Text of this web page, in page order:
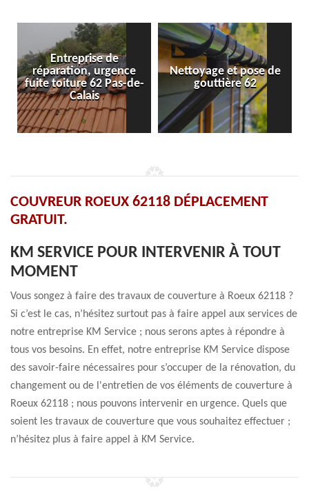
Nettoyage et pose de
gouttière 62
Pose et réparation de
velux 62
COUVREUR ROEUX 62118 DÉPLACEMENT
GRATUIT.
KM SERVICE POUR INTERVENIR À TOUT
MOMENT
Vous songez à faire des travaux de couverture à Roeux 62118 ?
Si c’est le cas, n’hésitez surtout pas à faire appel aux services de
notre entreprise KM Service ; nous serons aptes à répondre à
tous vos besoins. En effet, notre entreprise KM Service dispose
des savoir-faire nécessaires pour s’occuper de la rénovation, du
changement ou de l'entretien de vos éléments de couverture à
Roeux 62118 ; nous pouvons intervenir en urgence. Quels que
soient les travaux de couverture que vous souhaitez effectuer ;
n’hésitez plus à faire appel à KM Service.